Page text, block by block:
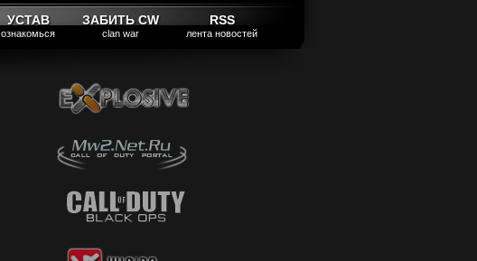
УСТАВ
ознакомься
ЗАБИТЬ CW
clan war
RSS
лента новостей